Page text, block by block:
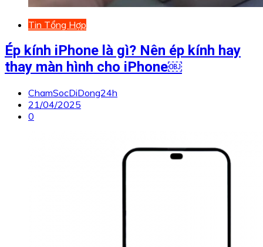
Tin Tổng Hợp
Ép kính iPhone là gì? Nên ép kính hay
thay màn hình cho iPhone￼
ChamSocDiDong24h
21/04/2025
0